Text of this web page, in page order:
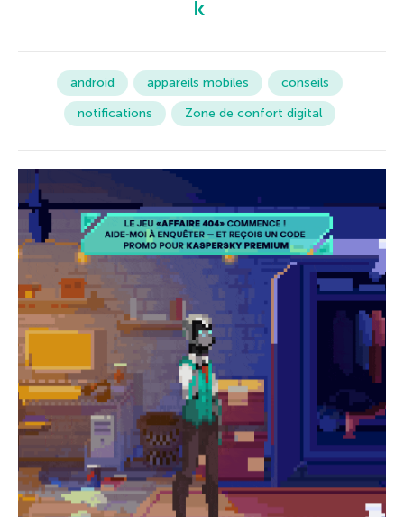
android appareils mobiles
conseils
notifications
Zone de confort digital